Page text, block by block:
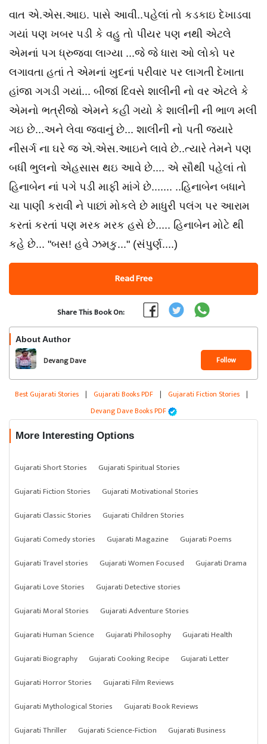
Read Free
Share This Book On:
About Author
Devang Dave Follow
Best Gujarati Stories | Gujarati Books PDF | Gujarati Fiction Stories |
Devang Dave Books PDF
More Interesting Options
Gujarati Short Stories
Gujarati Spiritual Stories
Gujarati Fiction Stories
Gujarati Motivational Stories
Gujarati Classic Stories
Gujarati Children Stories
Gujarati Comedy stories
Gujarati Magazine
Gujarati Poems
Gujarati Travel stories
Gujarati Women Focused
Gujarati Drama
Gujarati Love Stories
Gujarati Detective stories
Gujarati Moral Stories
Gujarati Adventure Stories
Gujarati Human Science
Gujarati Philosophy
Gujarati Health
Gujarati Biography
Gujarati Cooking Recipe
Gujarati Letter
Gujarati Horror Stories
Gujarati Film Reviews
Gujarati Mythological Stories
Gujarati Book Reviews
Gujarati Thriller
Gujarati Science-Fiction Gujarati Business